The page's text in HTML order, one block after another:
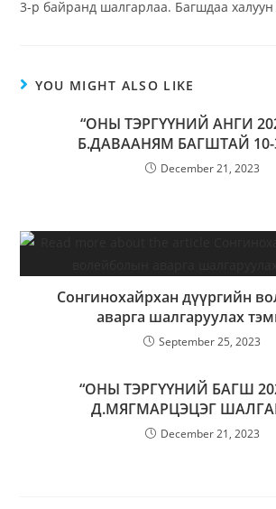
3-р байранд шалгарлаа. Багшдаа халуун
YOU MIGHT ALSO LIKE
“ОНЫ ТЭРГҮҮНИЙ АНГИ
Б.ДАВААНЯМ БАГШТАЙ
December 21, 2023
Сонгинохайрхан дүүргийн
аварга шалгаруулах
September 25, 2023
“ОНЫ ТЭРГҮҮНИЙ БАГШ
Д.МЯГМАРЦЭЦЭГ
December 21, 2023